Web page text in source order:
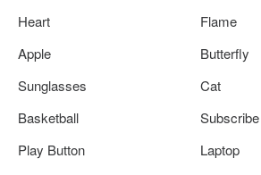
Heart
Flame
Apple
Butterfly
Sunglasses
Cat
Basketball
Subscribe
Play Button
Laptop